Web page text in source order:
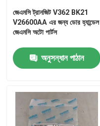
পণ্য
আমাদের সম্পর্কে
জেএমসি ট্রানজিট V362 BK21
V26600AA এর জন্য ডোর হ্যান্ডেল
জেএমসি অটো পার্টস
অনুসন্ধান পাঠান